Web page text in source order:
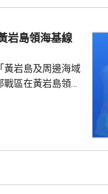
岩島領海基線
黃岩島及周邊海域
戰區在黃岩島領
權，違反國際法與